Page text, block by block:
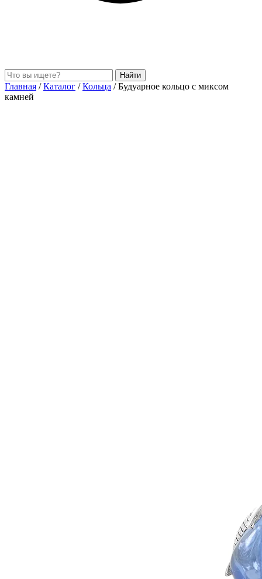
Найти
Главная / Каталог / Кольца / Будуарное кольцо с миксом
камней